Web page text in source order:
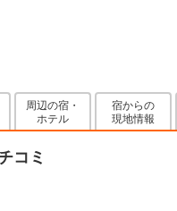
周辺の宿・
ホテル
宿からの
現地情報
コミ